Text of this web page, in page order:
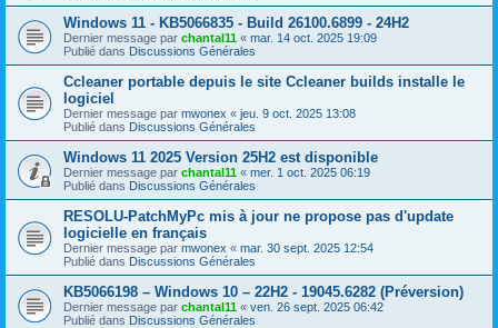
Windows 11 - KB5066835 - Build 26100.6899 - 24H2
Dernier message par chantal11 « mar. 14 oct. 2025 19:09
Publié dans Discussions Générales
Ccleaner portable depuis le site Ccleaner builds installe le
logiciel
Dernier message par mwonex « jeu. 9 oct. 2025 13:08
Publié dans Discussions Générales
Windows 11 2025 Version 25H2 est disponible
Dernier message par chantal11 « mer. 1 oct. 2025 06:19
Publié dans Discussions Générales
RESOLU-PatchMyPc mis à jour ne propose pas d'update
logicielle en français
Dernier message par mwonex « mar. 30 sept. 2025 12:54
Publié dans Discussions Générales
KB5066198 – Windows 10 – 22H2 - 19045.6282 (Préversion)
Dernier message par chantal11 « ven. 26 sept. 2025 06:42
Publié dans Discussions Générales